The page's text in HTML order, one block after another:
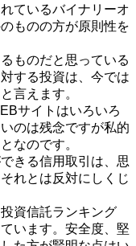
ているバイナリーオ
ものの方が原則性を
ものだと思っている
する投資は、今では
言えます。
サイトはいろいろ
のは残念ですが私的
なのです。
きる信用取引は、思
れとは反対にしくじ
資信託ランキング
います。安全度、堅